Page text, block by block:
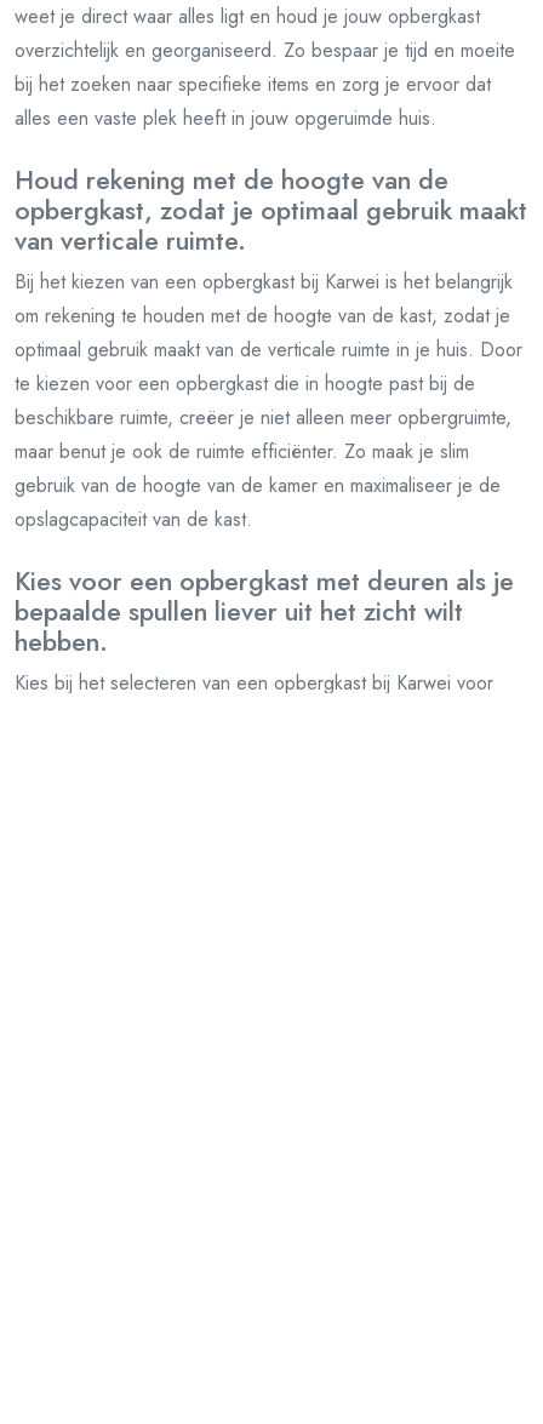
weet je direct waar alles ligt en houd je jouw opbergkast
overzichtelijk en georganiseerd. Zo bespaar je tijd en moeite
bij het zoeken naar specifieke items en zorg je ervoor dat
alles een vaste plek heeft in jouw opgeruimde huis.
Houd rekening met de hoogte van de
opbergkast, zodat je optimaal gebruik maakt
van verticale ruimte.
Bij het kiezen van een opbergkast bij Karwei is het belangrijk
om rekening te houden met de hoogte van de kast, zodat je
optimaal gebruik maakt van de verticale ruimte in je huis. Door
te kiezen voor een opbergkast die in hoogte past bij de
beschikbare ruimte, creëer je niet alleen meer opbergruimte,
maar benut je ook de ruimte efficiënter. Zo maak je slim
gebruik van de hoogte van de kamer en maximaliseer je de
opslagcapaciteit van de kast.
Kies voor een opbergkast met deuren als je
bepaalde spullen liever uit het zicht wilt
hebben.
Kies bij het selecteren van een opbergkast bij Karwei voor